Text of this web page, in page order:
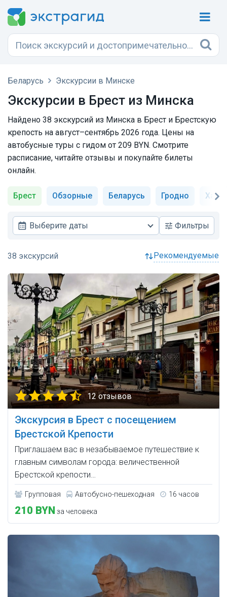
Беларусь Экскурсии в Минске
Экскурсии в Брест из Минска
Найдено 38 экскурсий из Минска в Брест и Брестскую
крепость на август–сентябрь 2026 года. Цены на
автобусные туры с гидом от 209 BYN. Смотрите
расписание, читайте отзывы и покупайте билеты
онлайн.
Брест Обзорные Беларусь Гродно
Выберите даты Фильтры
рекомендуемые
12 отзывов
Экскурсия в Брест с посещением
Брестской Крепости
Приглашаем вас в незабываемое путешествие к
главным символам города: величественной
Брестской крепости…
Групповая Автобусно-пешеходная 16 часов
210 BYN за человека